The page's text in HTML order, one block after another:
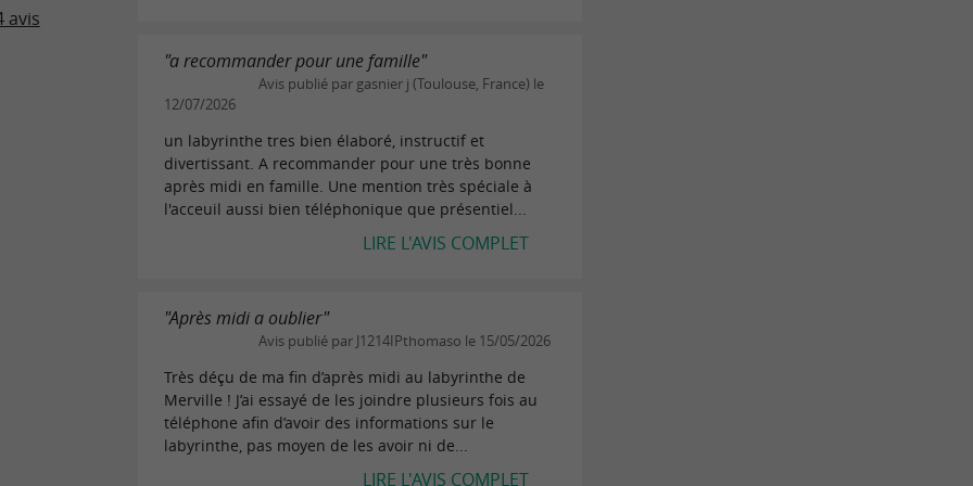
avis
"a recommander pour une famille"
Avis publié par gasnier j (Toulouse, France) le
12/07/2026
un labyrinthe tres bien élaboré, instructif et
divertissant. A recommander pour une très bonne
après midi en famille. Une mention très spéciale à
l'acceuil aussi bien téléphonique que présentiel...
LIRE L'AVIS COMPLET
"Après midi a oublier"
Avis publié par J1214IPthomaso le 15/05/2026
Très déçu de ma fin d’après midi au labyrinthe de
Merville ! J’ai essayé de les joindre plusieurs fois au
téléphone afin d’avoir des informations sur le
labyrinthe, pas moyen de les avoir ni de...
LIRE L'AVIS COMPLET